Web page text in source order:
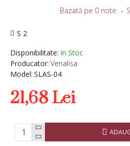
Disponibilitate: In Stoc
Producator: Venalisa
Model: SLAS-04
S 2
Bazată pe 0 note. -
21,68 Lei